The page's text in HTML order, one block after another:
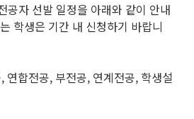
공자 선발 일정을 아래와 같이 안내
학생은 기간 내 신청하기 바랍니
연합전공, 부전공, 연계전공, 학생설